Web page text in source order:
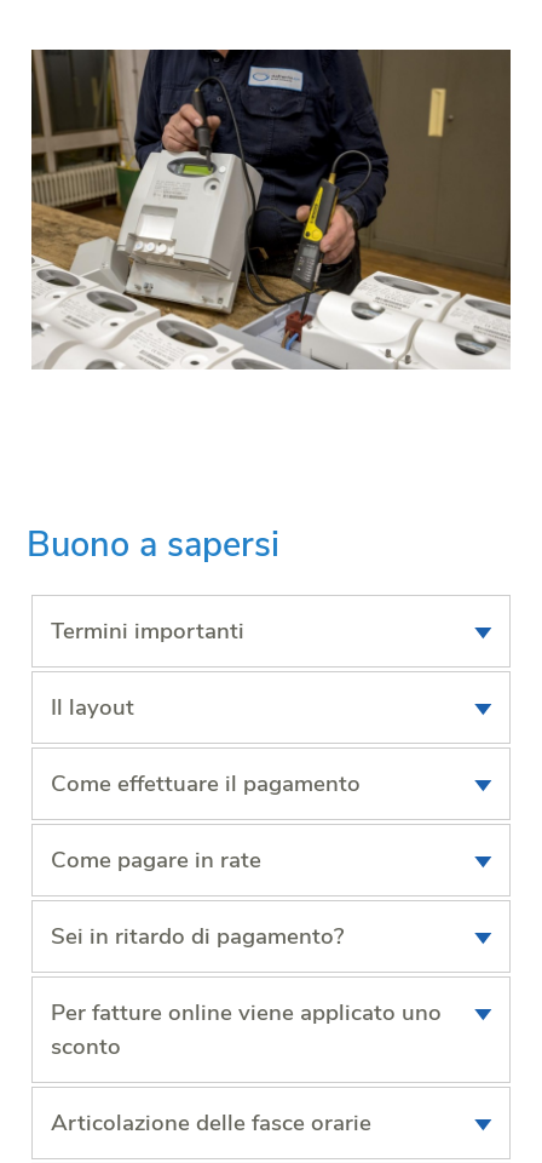
Buono a sapersi
Termini importanti
Il layout
Come effettuare il pagamento
Come pagare in rate
Sei in ritardo di pagamento?
Per fatture online viene applicato uno
sconto
Articolazione delle fasce orarie